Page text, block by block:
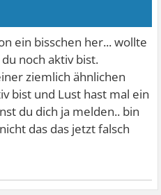
ein bisschen her... wollte
noch aktiv bist.
ziemlich ähnlichen
bist und Lust hast mal ein
du dich ja melden.. bin
das das jetzt falsch